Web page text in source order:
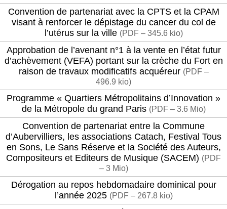
Convention de partenariat avec la CPTS et la CPAM
visant à renforcer le dépistage du cancer du col de
l’utérus sur la ville (PDF – 345.6 kio)
Approbation de l’avenant n°1 à la vente en l’état futur
d’achèvement (VEFA) portant sur la crèche du Fort en
raison de travaux modificatifs acquéreur (PDF –
496.9 kio)
Programme « Quartiers Métropolitains d’Innovation »
de la Métropole du grand Paris (PDF – 3.6 Mio)
Convention de partenariat entre la Commune
d’Aubervilliers, les associations Catach, Festival Tous
en Sons, Le Sans Réserve et la Société des Auteurs,
Compositeurs et Editeurs de Musique (SACEM) (PDF
– 3 Mio)
Dérogation au repos hebdomadaire dominical pour
l’année 2025 (PDF – 267.8 kio)